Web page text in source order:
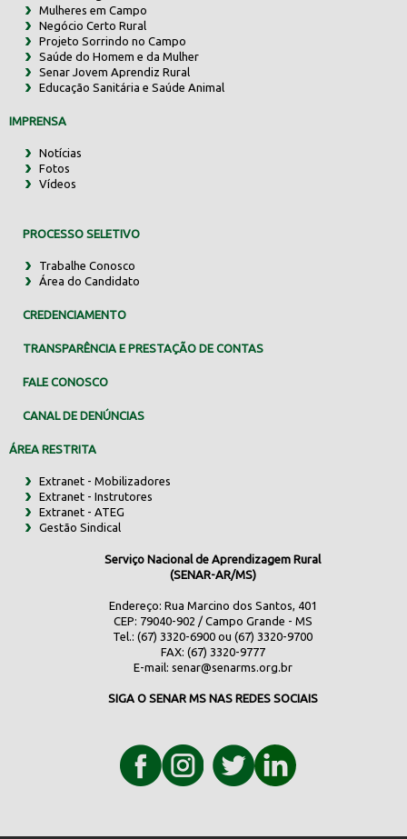
Mulheres em Campo
Negócio Certo Rural
Projeto Sorrindo no Campo
Saúde do Homem e da Mulher
Senar Jovem Aprendiz Rural
Educação Sanitária e Saúde Animal
IMPRENSA
Notícias
Fotos
Vídeos
PROCESSO SELETIVO
Trabalhe Conosco
Área do Candidato
CREDENCIAMENTO
TRANSPARÊNCIA E PRESTAÇÃO DE CONTAS
FALE CONOSCO
CANAL DE DENÚNCIAS
ÁREA RESTRITA
Extranet - Mobilizadores
Extranet - Instrutores
Extranet - ATEG
Gestão Sindical
Serviço Nacional de Aprendizagem Rural
(SENAR-AR/MS)
Endereço: Rua Marcino dos Santos, 401
CEP: 79040-902 / Campo Grande - MS
Tel.: (67) 3320-6900 ou (67) 3320-9700
FAX: (67) 3320-9777
E-mail: senar@senarms.org.br
SIGA O SENAR MS NAS REDES SOCIAIS